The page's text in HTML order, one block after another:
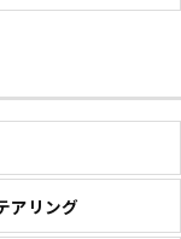
アリング